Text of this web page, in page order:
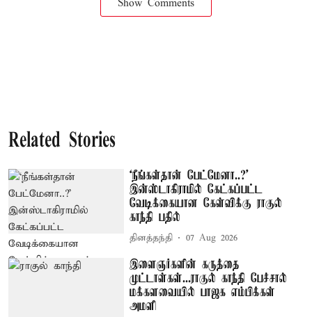
Show Comments
Related Stories
‘நீங்கள்தான் பேட்மேனா..?’
இன்ஸ்டாகிராமில் கேட்கப்பட்ட
வேடிக்கையான கேள்விக்கு ராகுல்
காந்தி பதில்
தினத்தந்தி 07 Aug 2026
இளைஞர்களின் கருத்தை
முட்டாள்கள்...ராகுல் காந்தி பேச்சால்
மக்களவையில் பாஜக எம்பிக்கள்
அமளி